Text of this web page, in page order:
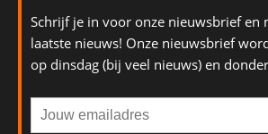
Schrijf je in voor onze nieuwsbrief en
laatste nieuws! Onze nieuwsbrief
op dinsdag (bij veel nieuws) en